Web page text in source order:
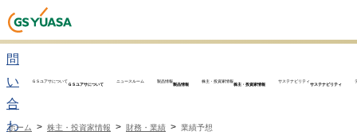
お
問
い
合
わ
ＧＳユアサについて
ＧＳユアサについて
ニュースルーム 製品情報
製品情報
株主・投資家情報
株主・投資家情報
サステナビリティ
サステナビリティ
ホーム 株主・投資家情報 財務・業績 業績予想